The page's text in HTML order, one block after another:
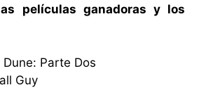
películas ganadoras y los
Dune: Parte Dos
Guy